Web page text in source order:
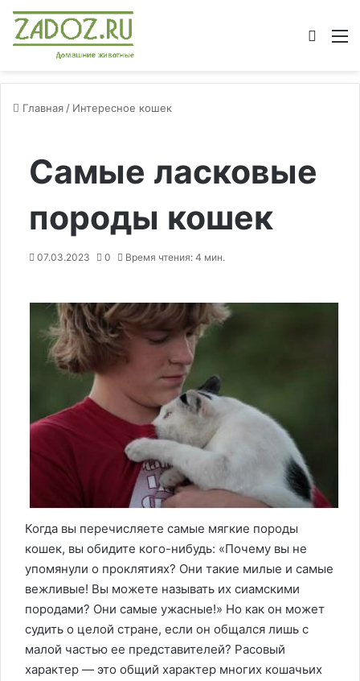
Главная / Интересное кошек
Самые ласковые
породы кошек
07.03.2023 0 Время чтения: 4 мин.
Когда вы перечисляете самые мягкие породы
кошек, вы обидите кого-нибудь: «Почему вы не
упомянули о проклятиях? Они такие милые и самые
вежливые! Вы можете называть их сиамскими
породами? Они самые ужасные!» Но как он может
судить о целой стране, если он общался лишь с
малой частью ее представителей? Расовый
характер — это общий характер многих кошачьих